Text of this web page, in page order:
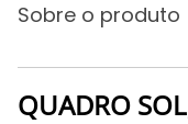
Sobre o produto
QUADRO